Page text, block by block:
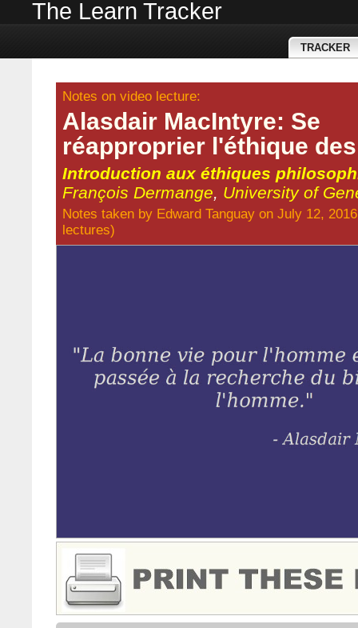
The Learn Tracker
TRACKER
Notes on video lecture:
Alasdair MacIntyre: Se
réapproprier l'éthique
Introduction aux éthiques
François Dermange, University of
Notes taken by Edward Tanguay on July 12, 2016
lectures)